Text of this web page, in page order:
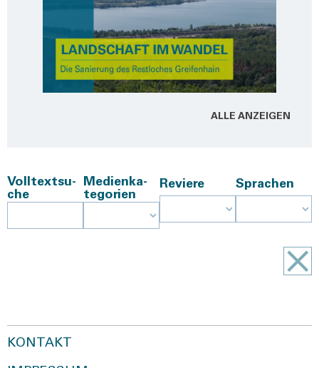
ALLE ANZEI­GEN
Voll­text­su­
che
Medi­en­ka­
te­go­rien
Revie­re Spra­chen
KONTAKT